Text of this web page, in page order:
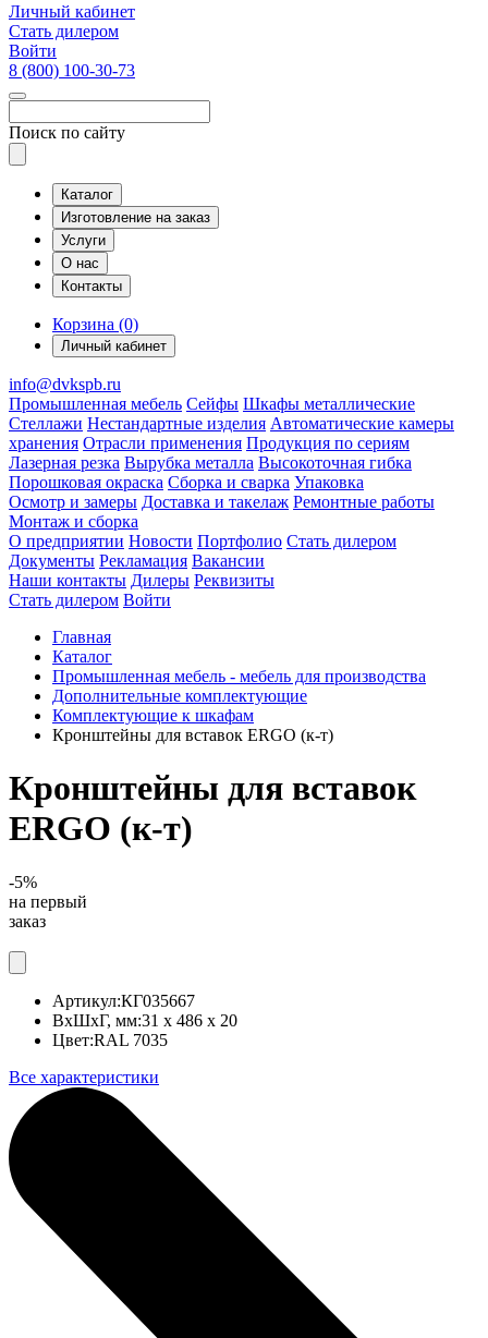
Личный кабинет
Стать дилером
Войти
8 (800) 100-30-73
Поиск по сайту
Каталог
Изготовление на заказ
Услуги
О нас
Контакты
Корзина (0)
Личный кабинет
info@dvkspb.ru
Промышленная мебель Сейфы Шкафы металлические
Стеллажи Нестандартные изделия Автоматические камеры
хранения Отрасли применения Продукция по сериям
Лазерная резка Вырубка металла Высокоточная гибка
Порошковая окраска Сборка и сварка Упаковка
Осмотр и замеры Доставка и такелаж Ремонтные работы
Монтаж и сборка
О предприятии Новости Портфолио Стать дилером
Документы Рекламация Вакансии
Наши контакты Дилеры Реквизиты
Стать дилером Войти
Главная
Каталог
Промышленная мебель - мебель для производства
Дополнительные комплектующие
Комплектующие к шкафам
Кронштейны для вставок ERGO (к-т)
Кронштейны для вставок
ERGO (к-т)
-5%
на первый
заказ
Артикул:КГ035667
ВхШхГ, мм:31 x 486 x 20
Цвет:RAL 7035
Все характеристики